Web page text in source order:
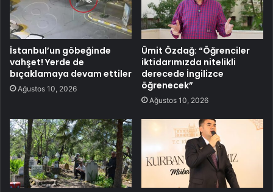
İstanbul’un göbeğinde
vahşet! Yerde de
bıçaklamaya devam ettiler
Ağustos 10, 2026
Ümit Özdağ: “Öğrenciler
iktidarımızda nitelikli
derecede İngilizce
öğrenecek”
Ağustos 10, 2026